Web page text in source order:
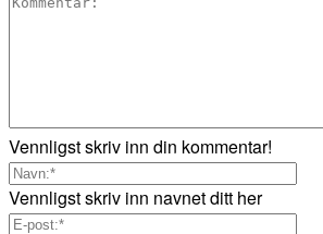
Vennligst skriv inn din kommentar!
Vennligst skriv inn navnet ditt her